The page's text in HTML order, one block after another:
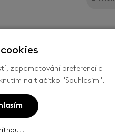
zapamatování preferencí a
na tlačítko "Souhlasím".
.